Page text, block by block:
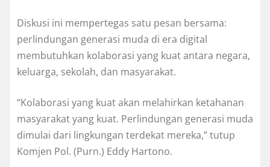
Diskusi ini mempertegas satu pesan bersama:
perlindungan generasi muda di era digital
membutuhkan kolaborasi yang kuat antara negara,
keluarga, sekolah, dan masyarakat.
“Kolaborasi yang kuat akan melahirkan ketahanan
masyarakat yang kuat. Perlindungan generasi muda
dimulai dari lingkungan terdekat mereka,” tutup
Komjen Pol. (Purn.) Eddy Hartono.